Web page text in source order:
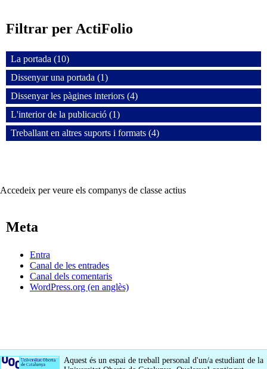
Filtrar per ActiFolio
La portada (10)
Dissenyar una portada (1)
Dissenyar les pàgines interiors (4)
L'interior de la publicació (1)
Treballant en altres suports i formats (4)
Accedeix per veure els companys de classe actius
Meta
Entra
Canal de les entrades
Canal dels comentaris
WordPress.org (en anglès)
Aquest és un espai de treball personal d'un/a estudiant de la